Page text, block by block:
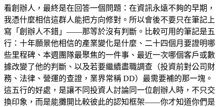
看創辦人，最終是在回答一個問題：在資訊永遠不夠的早期，
我憑什麼相信這群人能把方向修對。所以會後不要只在筆記上
寫「創辦人不錯」——那等於沒有判斷。比較可用的筆記是五
行：十年願景他相信的產業變化是什麼、二十四個月要證明哪
些里程碑、本週團隊最聚焦的一件事、最近一次哪個客戶或數
據改變了他的判斷、以及若要繼續盡職調查（投資前對公司財
務、法律、營運的查證，業界常稱 DD）最需要補的那一塊。
這五行的好處，是讓不同投資人討論同一位創辦人時，不只交
換印象，而是能攤開比較彼此的認知框架——你才知道你們是